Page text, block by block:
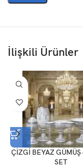
İlişkili Ürünler
ÇİZGİ BEYAZ GÜMÜŞ
SET